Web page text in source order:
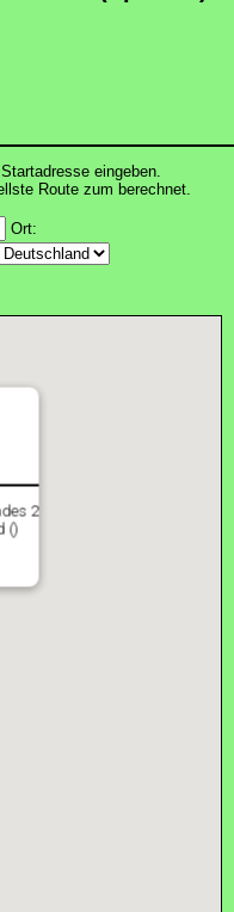
eingeben.
Route zum berechnet.
Ort:
2
()